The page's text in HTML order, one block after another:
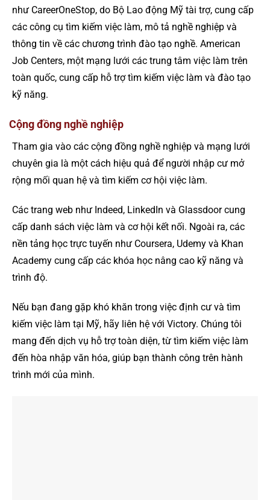
như CareerOneStop, do Bộ Lao động Mỹ tài trợ, cung cấp
các công cụ tìm kiếm việc làm, mô tả nghề nghiệp và
thông tin về các chương trình đào tạo nghề. American
Job Centers, một mạng lưới các trung tâm việc làm trên
toàn quốc, cung cấp hỗ trợ tìm kiếm việc làm và đào tạo
kỹ năng.
Cộng đồng nghề nghiệp
Tham gia vào các cộng đồng nghề nghiệp và mạng lưới
chuyên gia là một cách hiệu quả để người nhập cư mở
rộng mối quan hệ và tìm kiếm cơ hội việc làm.
Các trang web như Indeed, LinkedIn và Glassdoor cung
cấp danh sách việc làm và cơ hội kết nối. Ngoài ra, các
nền tảng học trực tuyến như Coursera, Udemy và Khan
Academy cung cấp các khóa học nâng cao kỹ năng và
trình độ.
Nếu bạn đang gặp khó khăn trong việc định cư và tìm
kiếm việc làm tại Mỹ, hãy liên hệ với Victory. Chúng tôi
mang đến dịch vụ hỗ trợ toàn diện, từ tìm kiếm việc làm
đến hòa nhập văn hóa, giúp bạn thành công trên hành
trình mới của mình.